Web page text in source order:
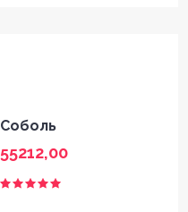
Соболь
55212,00